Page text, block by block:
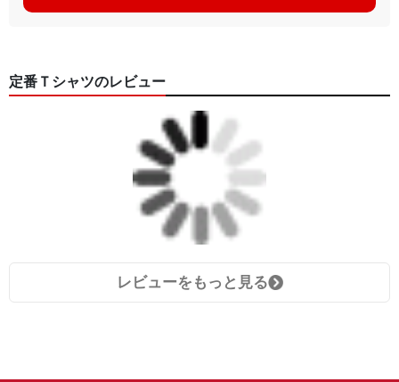
定番Ｔシャツのレビュー
レビューをもっと見る